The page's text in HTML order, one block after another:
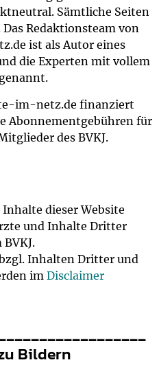
Sämtliche Seiten
Redaktionsteam von
ist als Autor eines
die Experten mit vollem
im-netz.de finanziert
Abonnementgebühren für
des BVKJ.
dieser Website
und Inhalte Dritter
Inhalten Dritter und
im Disclaimer
Bildern